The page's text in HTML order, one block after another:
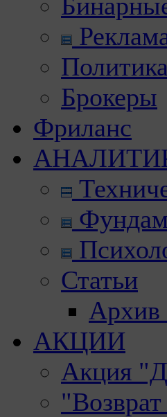
Брокеры
Фриланс
Статьи
Архив
АКЦИИ
Акция